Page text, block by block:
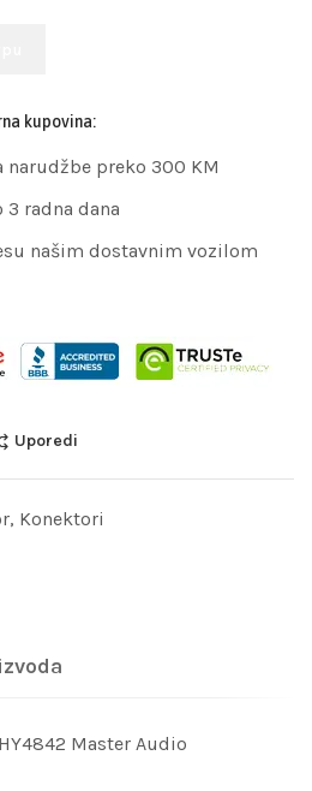
kupovina:
narudžbe preko 300 KM
3 radna dana
našim dostavnim vozilom
Uporedi
, Konektori
Master Audio